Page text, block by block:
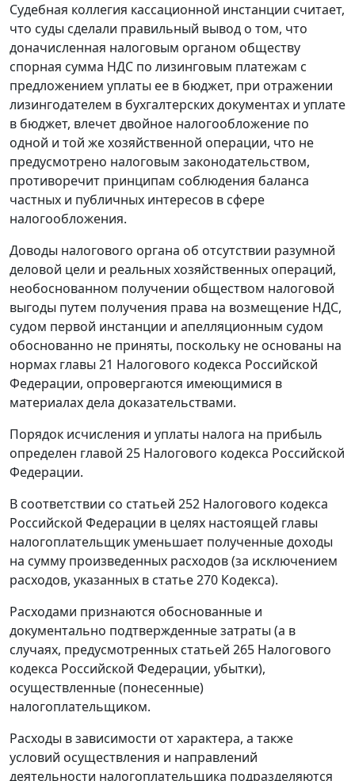
Судебная коллегия кассационной инстанции считает,
что суды сделали правильный вывод о том, что
доначисленная налоговым органом обществу
спорная сумма НДС по лизинговым платежам с
предложением уплаты ее в бюджет, при отражении
лизингодателем в бухгалтерских документах и уплате
в бюджет, влечет двойное налогообложение по
одной и той же хозяйственной операции, что не
предусмотрено налоговым законодательством,
противоречит принципам соблюдения баланса
частных и публичных интересов в сфере
налогообложения.
Доводы налогового органа об отсутствии разумной
деловой цели и реальных хозяйственных операций,
необоснованном получении обществом налоговой
выгоды путем получения права на возмещение НДС,
судом первой инстанции и апелляционным судом
обоснованно не приняты, поскольку не основаны на
нормах главы 21 Налогового кодекса Российской
Федерации, опровергаются имеющимися в
материалах дела доказательствами.
Порядок исчисления и уплаты налога на прибыль
определен главой 25 Налогового кодекса Российской
Федерации.
В соответствии со статьей 252 Налогового кодекса
Российской Федерации в целях настоящей главы
налогоплательщик уменьшает полученные доходы
на сумму произведенных расходов (за исключением
расходов, указанных в статье 270 Кодекса).
Расходами признаются обоснованные и
документально подтвержденные затраты (а в
случаях, предусмотренных статьей 265 Налогового
кодекса Российской Федерации, убытки),
осуществленные (понесенные)
налогоплательщиком.
Расходы в зависимости от характера, а также
условий осуществления и направлений
деятельности налогоплательщика подразделяются